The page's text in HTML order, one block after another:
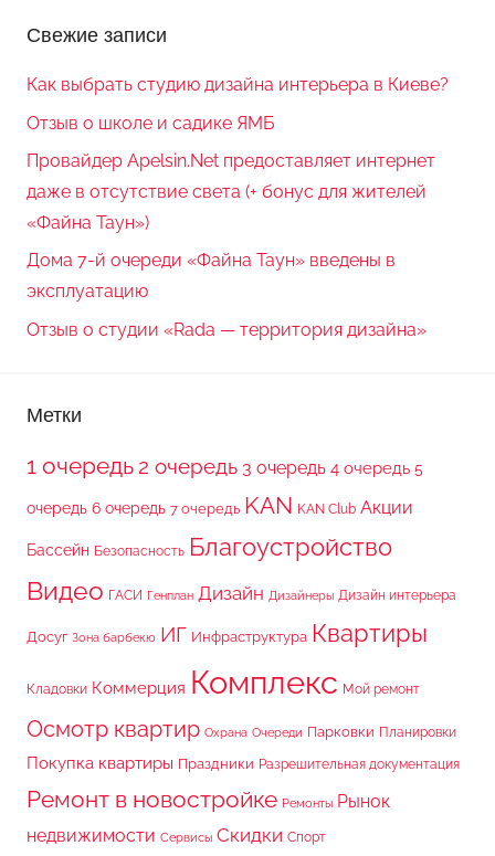
Свежие записи
Как выбрать студию дизайна интерьера в Киеве?
Отзыв о школе и садике ЯМБ
Провайдер Apelsin.Net предоставляет интернет
даже в отсутствие света (+ бонус для жителей
«Файна Таун»)
Дома 7-й очереди «Файна Таун» введены в
эксплуатацию
Отзыв о студии «Rada — территория дизайна»
Метки
1 очередь2 очередь 3 очередь 4 очередь 5
очередь 6 очередь 7 очередь KAN KAN Club Акции
Бассейн Безопасность Благоустройство
Видео ГАСИ Генплан Дизайн Дизайнеры Дизайн интерьера
Досуг Зона барбекю ИГ Инфраструктура Квартиры
Кладовки Коммерция Комплекс Мой ремонт
Осмотр квартир Охрана Очереди Парковки Планировки
Покупка квартиры Праздники Разрешительная документация
Ремонт в новостройке Ремонты Рынок
недвижимости Сервисы Скидки Спорт